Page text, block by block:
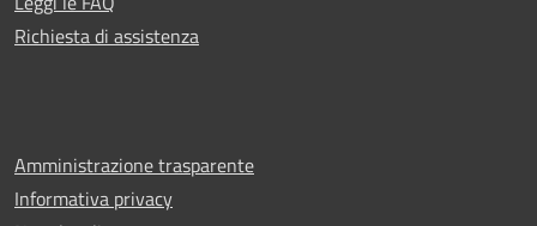
Richiesta di assistenza
Amministrazione trasparente
Informativa privacy